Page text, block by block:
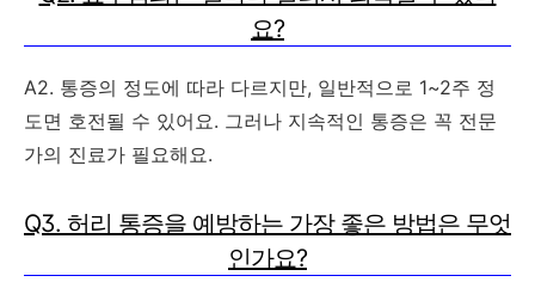
요?
A2. 통증의 정도에 따라 다르지만, 일반적으로 1~2주 정
도면 호전될 수 있어요. 그러나 지속적인 통증은 꼭 전문
가의 진료가 필요해요.
Q3. 허리 통증을 예방하는 가장 좋은 방법은 무엇
인가요?